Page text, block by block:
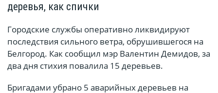
деревья, как спички
Городские службы оперативно ликвидируют
последствия сильного ветра, обрушившегося на
Белгород. Как сообщил мэр Валентин Демидов, за
два дня стихия повалила 15 деревьев.
Бригадами убрано 5 аварийных деревьев на